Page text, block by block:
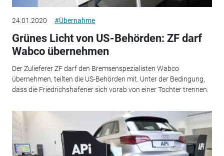
24.01.2020 #Übernahme
Grünes Licht von US-Behörden: ZF darf
Wabco übernehmen
Der Zulieferer ZF darf den Bremsenspezialisten Wabco
übernehmen, teilten die US-Behörden mit. Unter der Bedingung,
dass die Friedrichshafener sich vorab von einer Tochter trennen.